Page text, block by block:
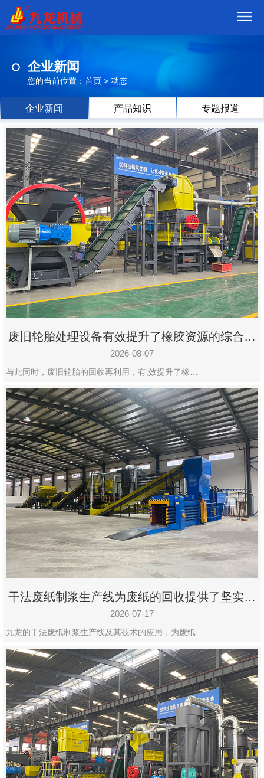
品
视
频
现
场
方
案
动
态
联
系
郑
州
市
九
设
有
限
公
司
豫
ICP
备
19020390
号-1
企业新闻
您的当前位置： 首页 > 动态
企业新闻 产品知识 专题报道
废旧轮胎处理设备有效提升了橡胶资源的综合利
用率
2026-08-07
与此同时，废旧轮胎的回收再利用，有,效提升了橡…
干法废纸制浆生产线为废纸的回收提供了坚实的
保障
2026-07-17
九龙的干法废纸制浆生产线及其技术的应用，为废纸…